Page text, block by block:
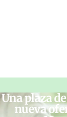
Una plaza
nueva